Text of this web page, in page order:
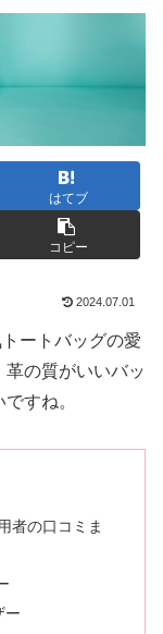
はてブ
コピー
2024.07.01
ートバッグの愛
の質がいいバッ
すね。
者の口コミま
ー